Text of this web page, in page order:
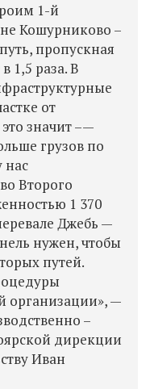
1-й
Кошурниково –
пропускная
1,5 раза. В
от
значит –—
грузов по
нас
Второго
1 370
Джебь —
нужен, чтобы
путей.
организации», —
–
дирекции
Иван